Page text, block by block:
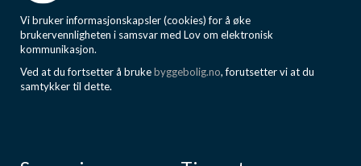
Vi bruker informasjonskapsler (cookies) for å øke
brukervennligheten i samsvar med Lov om elektronisk
kommunikasjon.
Ved at du fortsetter å brukebyggebolig.no, forutsetter vi at du
samtykker til dette.